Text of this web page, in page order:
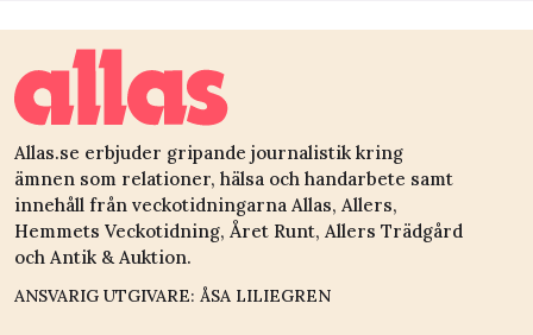
Allas.se erbjuder gripande journalistik kring
ämnen som relationer, hälsa och handarbete samt
innehåll från veckotidningarna Allas, Allers,
Hemmets Veckotidning, Året Runt, Allers Trädgård
och Antik & Auktion.
ANSVARIG UTGIVARE: ÅSA LILIEGREN